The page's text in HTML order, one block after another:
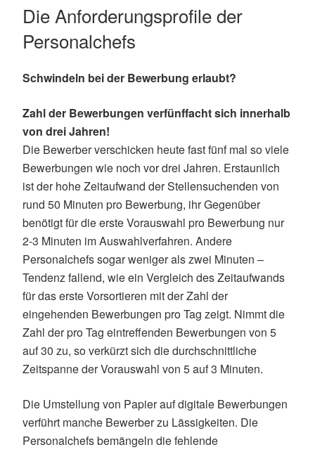
Die Anforderungsprofile der
Personalchefs
Schwindeln bei der Bewerbung erlaubt?
Zahl der Bewerbungen verfünffacht sich innerhalb
von drei Jahren!
Die Bewerber verschicken heute fast fünf mal so viele
Bewerbungen wie noch vor drei Jahren. Erstaunlich
ist der hohe Zeitaufwand der Stellensuchenden von
rund 50 Minuten pro Bewerbung, ihr Gegenüber
benötigt für die erste Vorauswahl pro Bewerbung nur
2-3 Minuten im Auswahlverfahren. Andere
Personalchefs sogar weniger als zwei Minuten –
Tendenz fallend, wie ein Vergleich des Zeitaufwands
für das erste Vorsortieren mit der Zahl der
eingehenden Bewerbungen pro Tag zeigt. Nimmt die
Zahl der pro Tag eintreffenden Bewerbungen von 5
auf 30 zu, so verkürzt sich die durchschnittliche
Zeitspanne der Vorauswahl von 5 auf 3 Minuten.
Die Umstellung von Papier auf digitale Bewerbungen
verführt manche Bewerber zu Lässigkeiten. Die
Personalchefs bemängeln die fehlende